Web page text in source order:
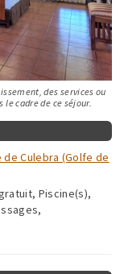
des services ou
cadre de ce séjour.
de Culebra (Golfe de
Piscine(s),